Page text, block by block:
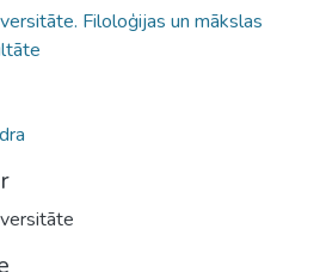
Filoloģijas un mākslas